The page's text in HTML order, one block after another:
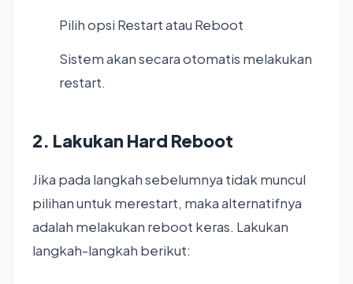
Pilih opsi Restart atau Reboot
Sistem akan secara otomatis melakukan
restart.
2. Lakukan Hard Reboot
Jika pada langkah sebelumnya tidak muncul
pilihan untuk merestart, maka alternatifnya
adalah melakukan reboot keras. Lakukan
langkah-langkah berikut: